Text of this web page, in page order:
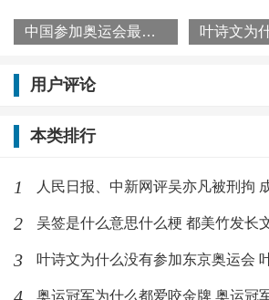
设定年龄下限是考虑到少年们的身体
解，但是为什么要设定年龄上限呢？
是，随着年龄的增长，运动员的身体
在多年高强度的训练中都多多少少受
到了后面伤口都开始影响身体，即使
不能实现梦想，取得想要的成绩，还
中国参加奥运会最多的人是谁？奥运会选手有年龄限制吗
用户评论
本类排行
1
2
3
奥运冠军为什么都爱咬金牌 奥运冠